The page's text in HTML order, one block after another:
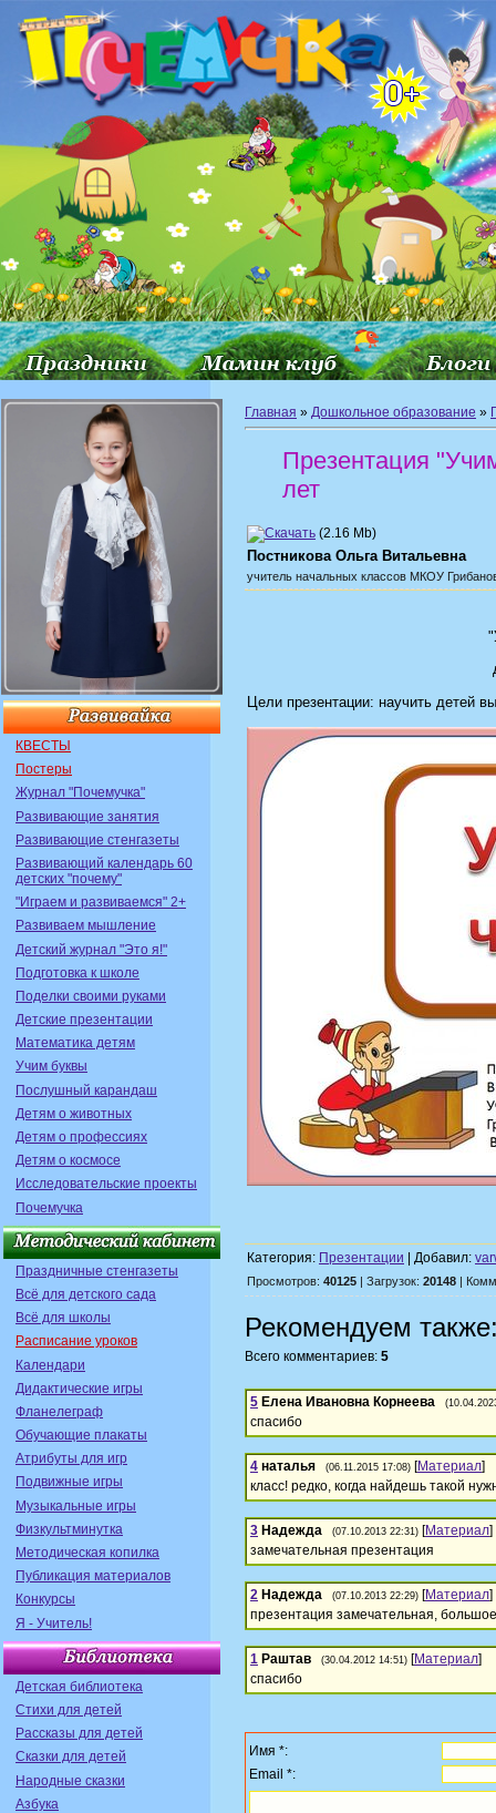
КВЕСТЫ
Постеры
Журнал "Почемучка"
Развивающие занятия
Развивающие стенгазеты
Развивающий календарь 60
детских "почему"
"Играем и развиваемся" 2+
Развиваем мышление
Детский журнал "Это я!"
Подготовка к школе
Поделки своими руками
Детские презентации
Математика детям
Учим буквы
Послушный карандаш
Детям о животных
Детям о профессиях
Детям о космосе
Исследовательские проекты
Почемучка
Праздничные стенгазеты
Всё для детского сада
Всё для школы
Расписание уроков
Календари
Дидактические игры
Фланелеграф
Обучающие плакаты
Атрибуты для игр
Подвижные игры
Музыкальные игры
Физкультминутка
Методическая копилка
Публикация материалов
Конкурсы
Я - Учитель!
Детская библиотека
Стихи для детей
Рассказы для детей
Сказки для детей
Народные сказки
Азбука
Главная » Дошкольное образование »
Презентация
лет
(2.16 Mb)
Постникова Ольга Витальевна
учитель начальных классов МКОУ
Цели презентации: научить детей
Категория: Презентации | Добавил:
Просмотров: 40125 | Загрузок: 20148 |
Рекомендуем
Всего комментариев: 5
5 Елена Ивановна Корнеева
спасибо
4 наталья (06.11.2015 17:08) [Материал]
класс! редко, когда найдешь такой
3 Надежда (07.10.2013 22:31) [Материал]
замечательная презентация
2 Надежда (07.10.2013 22:29) [Материал]
презентация замечательная,
1 Раштав (30.04.2012 14:51) [Материал]
спасибо
Имя *:
Email *: